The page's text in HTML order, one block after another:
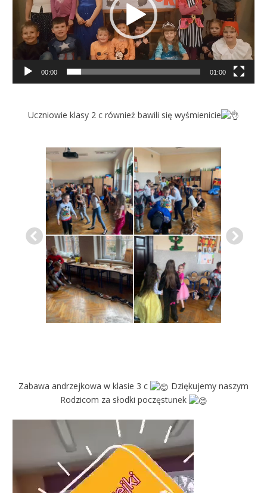
00:00 01:00
Uczniowie klasy 2 c również bawili się wyśmienicie
Zabawa andrzejkowa w klasie 3 c
Dziękujemy naszym
Rodzicom za słodki poczęstunek
Odtwarzacz